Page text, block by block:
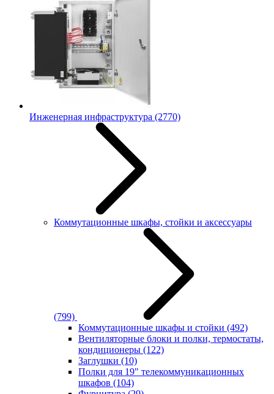
Инженерная инфраструктура (2770)
Коммутационные шкафы, стойки и аксессуары
(799)
Коммутационные шкафы и стойки (492)
Вентиляторные блоки и полки, термостаты,
кондиционеры (122)
Заглушки (10)
Полки для 19" телекоммуникационных
шкафов (104)